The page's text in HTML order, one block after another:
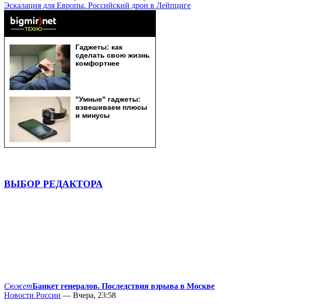
Эскалация для Европы. Российский дрон в Лейпциге
ВЫБОР РЕДАКТОРА
СюжетБанкет генералов. Последствия взрыва в Москве
Новости России — Вчера, 23:58